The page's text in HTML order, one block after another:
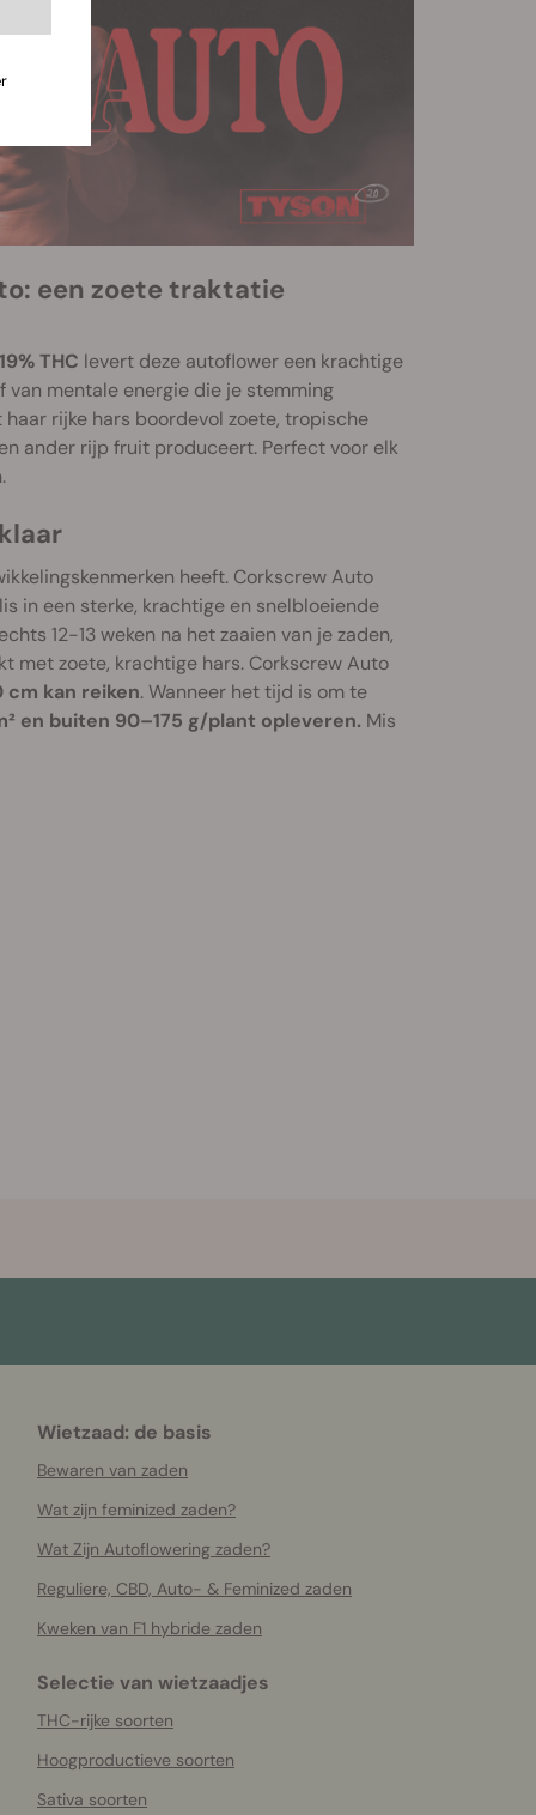
een zoete traktatie
THC levert deze autoflower een krachtige
mentale energie die je stemming
rijke hars boordevol zoete, tropische
ander rijp fruit produceert. Perfect voor elk
heeft. Corkscrew Auto
in een sterke, krachtige en snelbloeiende
12-13 weken na het zaaien van je zaden,
met zoete, krachtige hars. Corkscrew Auto
kan reiken. Wanneer het tijd is om te
en buiten 90–175 g/plant opleveren. Mis
Wietzaad: de basis
Bewaren van zaden
Wat zijn feminized zaden?
Wat Zijn Autoflowering zaden?
Reguliere, CBD, Auto- & Feminized zaden
Kweken van F1 hybride zaden
Selectie van wietzaadjes
THC-rijke soorten
Hoogproductieve soorten
Sativa soorten